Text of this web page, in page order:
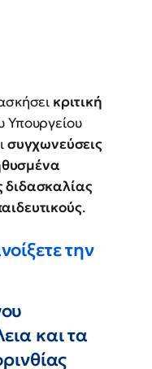
κριτική
Υπουργείου
συγχωνεύσεις
διδασκαλίας
.
την
και τα